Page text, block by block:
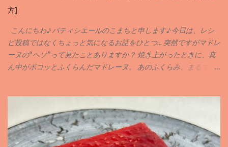
方]
こんにちわ♪ パティシエールのこまちと申します♪ 今日は、レシ
ピ投稿ではなくちょっと気になるお話をひとつ… 突然ですがマドレ
ーヌの“ヘソ”って見たことありますか？ 焼き上がったときに、真
ん中がポコッとふくらんだマドレーヌ。 あのふくらみ、まるで
火が入ります。 しっかり冷やした生地を熱々のオーブンに入れる
と、 外側からどんどん焼けて、 中が押し上げられるようにふくら
む んです。 その結果できるのが… そう、まあるい“ヘソ”なんです♪